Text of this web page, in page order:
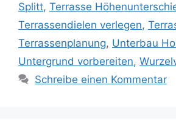
Splitt, Terrasse
Terrassendielen verlegen,
Terrassenplanung, Unterbau
Untergrund vorbereiten,
Schreibe einen Kommentar